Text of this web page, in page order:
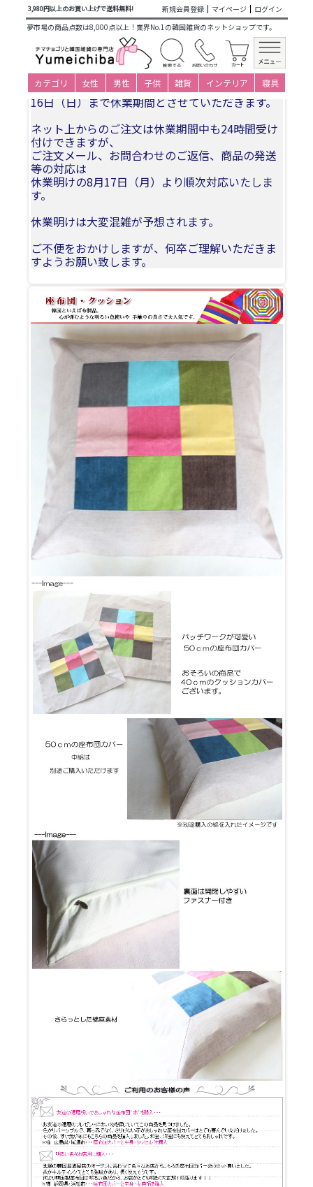
3,980円以上のお買い上げで送料無料! 新規会員登録 マイページ
ログイン
夢市場の商品点数は8,000点以上！業界No.1の韓国雑貨のネットショップです。
カテゴリ 女性 男性 子供 雑貨 インテリア 寝具
商品カテゴリ一覧>韓国雑貨 インテリア用品>座布団カバ
ー各種> セットンチェックの座布団カバー
夏季休業についてお知らせ
誠に勝手ながら、2026年8月11日(火)〜2026年8月
16日（日）まで休業期間とさせていただきます。
ネット上からのご注文は休業期間中も24時間受け
付けできますが、
ご注文メール、お問合わせのご返信、商品の発送
等の対応は
休業明けの8月17日（月）より順次対応いたしま
す。
休業明けは大変混雑が予想されます。
ご不便をおかけしますが、何卒ご理解いただきま
すようお願い致します。